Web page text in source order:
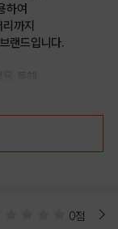
하여
까지
랜드입니다.
0점